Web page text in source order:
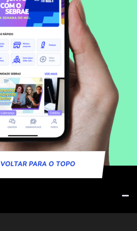
VOLTAR PARA O TOPO